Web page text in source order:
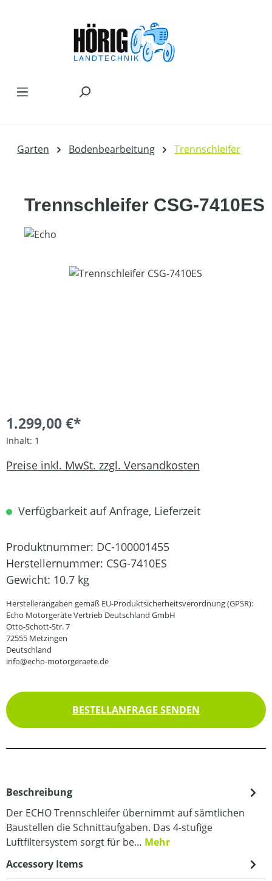
Garten Bodenbearbeitung Trennschleifer
Trennschleifer CSG-7410ES
Bildergalerie überspringen
1.299,00 €*
Inhalt: 1
Preise inkl. MwSt. zzgl. Versandkosten
Verfügbarkeit auf Anfrage, Lieferzeit
Produktnummer: DC-100001455
Herstellernummer: CSG-7410ES
Gewicht: 10.7 kg
Herstellerangaben gemäß EU-Produktsicherheitsverordnung (GPSR):
Echo Motorgeräte Vertrieb Deutschland GmbH
Otto-Schott-Str. 7
72555 Metzingen
Deutschland
info@echo-motorgeraete.de
BESTELLANFRAGE SENDEN
Beschreibung
Der ECHO Trennschleifer übernimmt auf sämtlichen
Baustellen die Schnittaufgaben. Das 4-stufige
Luftfiltersystem sorgt für be… Mehr
Accessory Items